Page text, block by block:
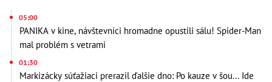
05:00
PANIKA v kine, návštevníci hromadne opustili sálu! Spider-Man
mal problém s vetrami
01:30
Markizácky súťažiaci prerazil ďalšie dno: Po kauze v šou... Ide